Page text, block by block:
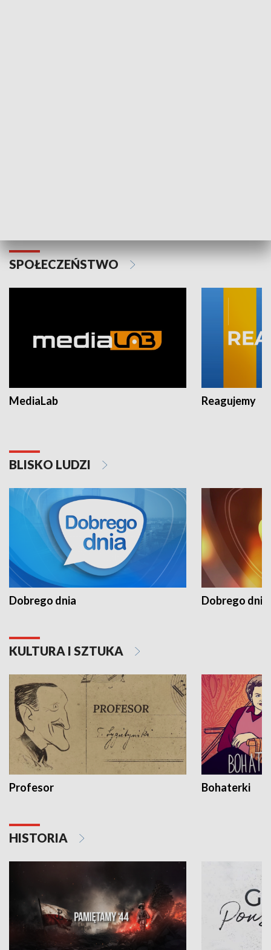
SPOŁECZEŃSTWO
MediaLab Reagujemy
BLISKO LUDZI
Dobrego dnia Dobrego dnia
KULTURA I SZTUKA
Profesor Bohaterki
HISTORIA